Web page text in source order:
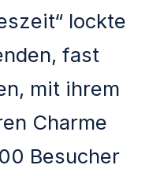
lockte
fast
mit ihrem
Charme
Besucher